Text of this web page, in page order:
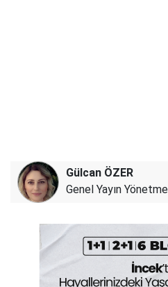
Gülcan ÖZER
Genel Yayın